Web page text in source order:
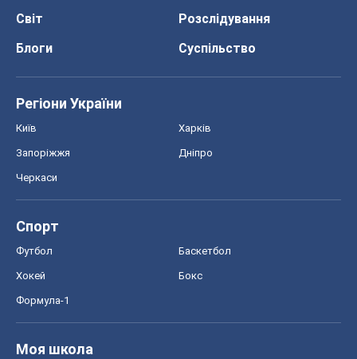
Світ
Розслідування
Блоги
Суспільство
Регіони України
Київ Харків
Запоріжжя Дніпро
Черкаси
Спорт
Футбол Баскетбол
Хокей Бокс
Формула-1
Моя школа